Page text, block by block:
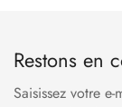
Restons en
Saisissez votre